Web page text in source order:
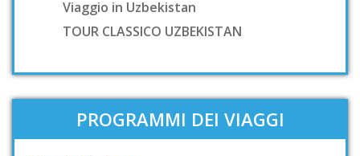
Viaggio in Uzbekistan
TOUR CLASSICO UZBEKISTAN
PROGRAMMI DEI VIAGGI